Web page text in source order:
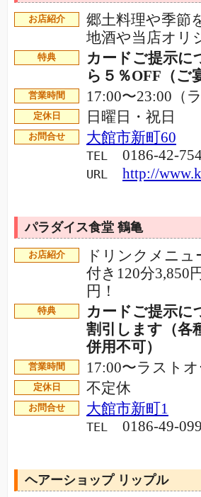
お店紹介
郷土料理や季節
地酒や当店オリ
特典
カードご提示に
ら５％OFF（ご
営業時間 17:00〜23:00（
定休日 日曜日・祝日
お問合せ 大館市新町60
TEL 0186-42-
URL http://
パラダイス食堂 鶴亀
お店紹介
ドリンクメニ
付き120分3,850
円！
特典
カードご提示に
割引します（各
併用不可）
営業時間 17:00〜ラスト
定休日 不定休
お問合せ 大館市新町1
TEL 0186-49-
ヘアーショップ リップル